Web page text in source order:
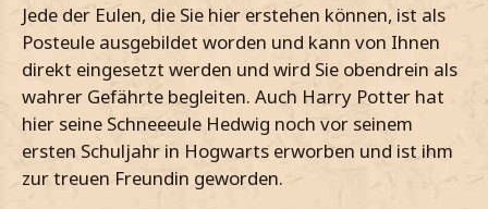
Jede der Eulen, die Sie hier erstehen können, ist als
Posteule ausgebildet worden und kann von Ihnen
direkt eingesetzt werden und wird Sie obendrein als
wahrer Gefährte begleiten. Auch Harry Potter hat
hier seine Schneeeule Hedwig noch vor seinem
ersten Schuljahr in Hogwarts erworben und ist ihm
zur treuen Freundin geworden.